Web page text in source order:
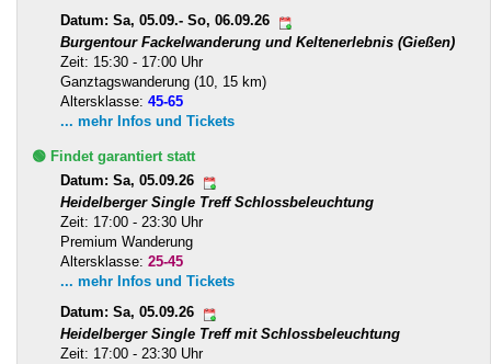
Datum: Sa, 05.09.- So, 06.09.26
Burgentour Fackelwanderung und Keltenerlebnis (Gießen)
Zeit: 15:30 - 17:00 Uhr
Ganztagswanderung (10, 15 km)
Altersklasse: 45-65
... mehr Infos und Tickets
🟢 Findet garantiert statt
Datum: Sa, 05.09.26
Heidelberger Single Treff Schlossbeleuchtung
Zeit: 17:00 - 23:30 Uhr
Premium Wanderung
Altersklasse: 25-45
... mehr Infos und Tickets
Datum: Sa, 05.09.26
Heidelberger Single Treff mit Schlossbeleuchtung
Zeit: 17:00 - 23:30 Uhr